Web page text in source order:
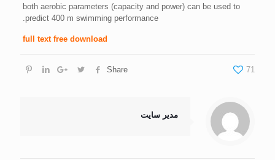
both aerobic parameters (capacity and power) can be used to
predict 400 m swimming performance.
full text free download
Share 71
مدیر سایت